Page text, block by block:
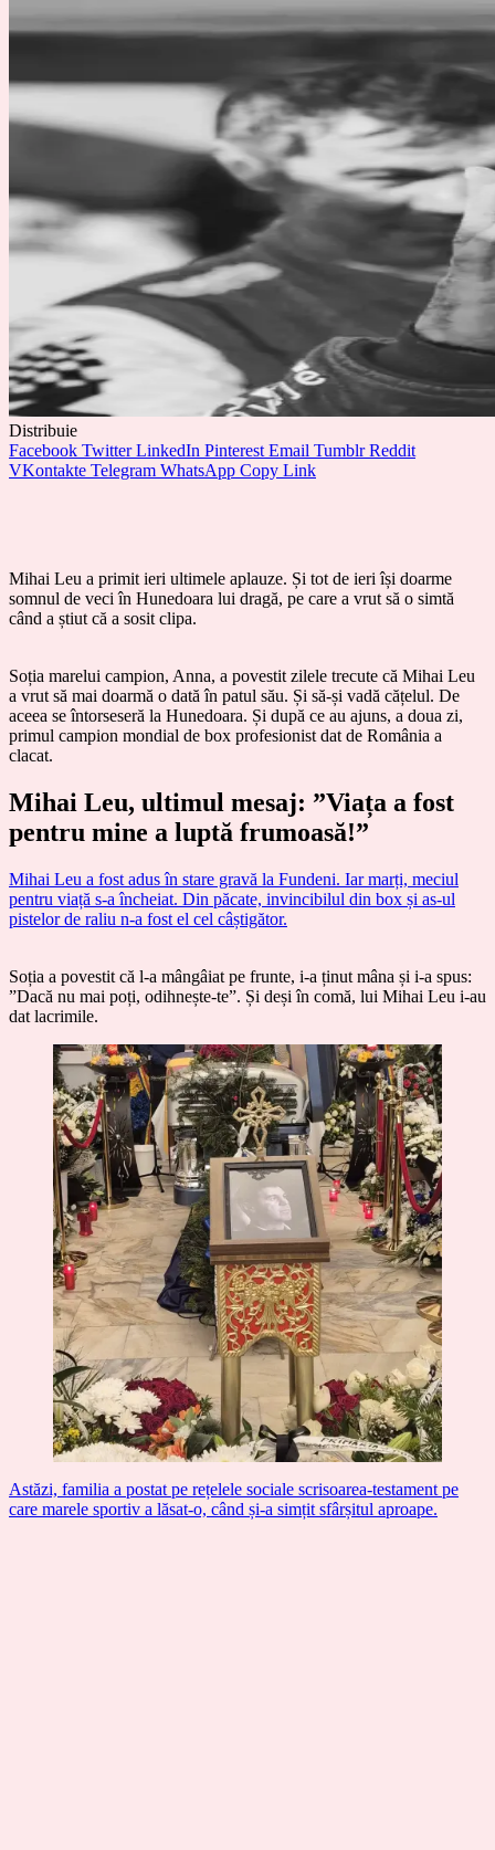
Distribuie
Facebook Twitter LinkedIn Pinterest Email Tumblr Reddit
VKontakte Telegram WhatsApp Copy Link
Mihai Leu a primit ieri ultimele aplauze. Și tot de ieri își doarme
somnul de veci în Hunedoara lui dragă, pe care a vrut să o simtă
când a știut că a sosit clipa.
Soția marelui campion, Anna, a povestit zilele trecute că Mihai Leu
a vrut să mai doarmă o dată în patul său. Și să-și vadă cățelul. De
aceea se întorseseră la Hunedoara. Și după ce au ajuns, a doua zi,
primul campion mondial de box profesionist dat de România a
clacat.
Mihai Leu, ultimul mesaj: ”Viața a fost
pentru mine a luptă frumoasă!”
Mihai Leu a fost adus în stare gravă la Fundeni. Iar marți, meciul
pentru viață s-a încheiat. Din păcate, invincibilul din box și as-ul
pistelor de raliu n-a fost el cel câștigător.
Soția a povestit că l-a mângâiat pe frunte, i-a ținut mâna și i-a spus:
”Dacă nu mai poți, odihnește-te”. Și deși în comă, lui Mihai Leu i-au
dat lacrimile.
Astăzi, familia a postat pe rețelele sociale scrisoarea-testament pe
care marele sportiv a lăsat-o, când și-a simțit sfârșitul aproape.